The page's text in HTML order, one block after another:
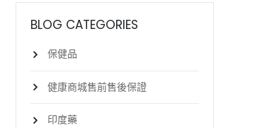
BLOG CATEGORIES
保健品
健康商城售前售後保證
印度藥